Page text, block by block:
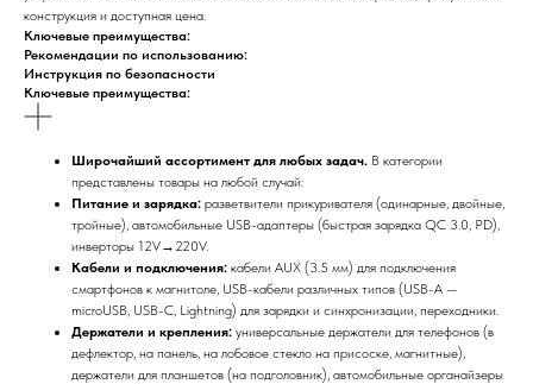
конструкция и доступная цена.
Ключевые преимущества:
Рекомендации по использованию:
Инструкция по безопасности
Ключевые преимущества:
Широчайший ассортимент для любых задач. В категории
представлены товары на любой случай:
Питание и зарядка: разветвители прикуривателя (одинарные, двойные,
тройные), автомобильные USB-адаптеры (быстрая зарядка QC 3.0, PD),
инверторы 12V→220V.
Кабели и подключения: кабели AUX (3.5 мм) для подключения
смартфонов к магнитоле, USB-кабели различных типов (USB-A —
microUSB, USB-C, Lightning) для зарядки и синхронизации, переходники.
Держатели и крепления: универсальные держатели для телефонов (в
дефлектор, на панель, на лобовое стекло на присоске, магнитные),
держатели для планшетов (на подголовник), автомобильные органайзеры